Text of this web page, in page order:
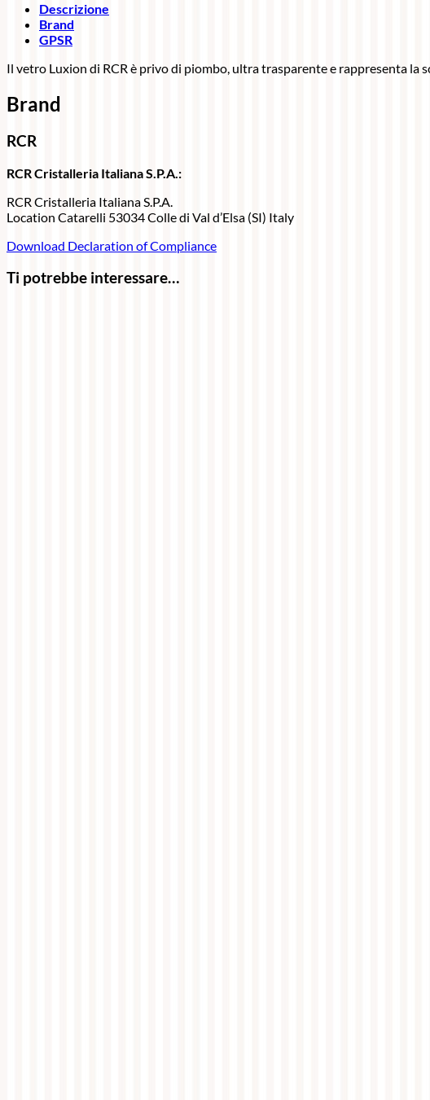
Descrizione
Brand
GPSR
Il vetro Luxion di RCR è privo di piombo, ultra trasparente e rappresenta la
Brand
RCR
RCR Cristalleria Italiana S.P.A.:
RCR Cristalleria Italiana S.P.A.
Location Catarelli 53034 Colle di Val d’Elsa (SI) Italy
Download Declaration of Compliance
Ti potrebbe interessare…